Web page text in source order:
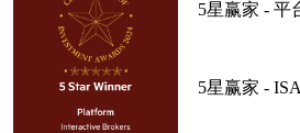
5星赢家 - 平
5星赢家 -